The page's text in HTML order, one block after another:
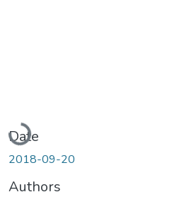
Loading...
Date
2018-09-20
Authors